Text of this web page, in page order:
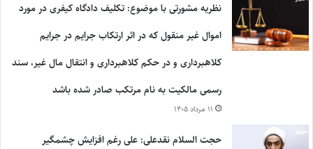
نظریه مشورتی با موضوع: تکلیف دادگاه کیفری در مورد
اموال غیر منقول که در اثر ارتکاب جرایم در جرایم
کلاهبرداری و در حکم کلاهبرداری و انتقال مال غیر، سند
رسمی مالکیت به نام مرتکب صادر شده باشد
۱۱ مرداد ۱۴۰۵
حجت السلام نقدعلی: علی رغم افزایش چشمگیر